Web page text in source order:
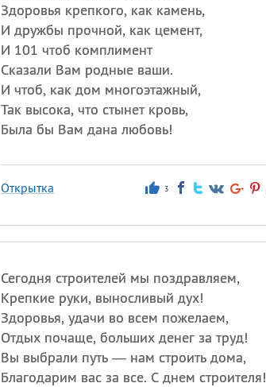
Здоровья крепкого, как камень,
И дружбы прочной, как цемент,
И 101 чтоб комплимент
Сказали Вам родные ваши.
И чтоб, как дом многоэтажный,
Так высока, что стынет кровь,
Была бы Вам дана любовь!
Открытка 3
Сегодня строителей мы поздравляем,
Крепкие руки, выносливый дух!
Здоровья, удачи во всем пожелаем,
Отдых почаще, больших денег за труд!
Вы выбрали путь — нам строить дома,
Благодарим вас за все. С днем строителя!